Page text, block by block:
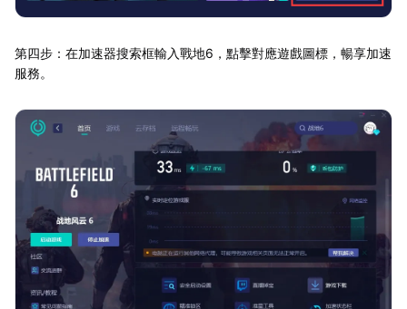
第四步：在加速器搜索框輸入戰地6，點擊對應遊戲圖標，暢享加速
服務。